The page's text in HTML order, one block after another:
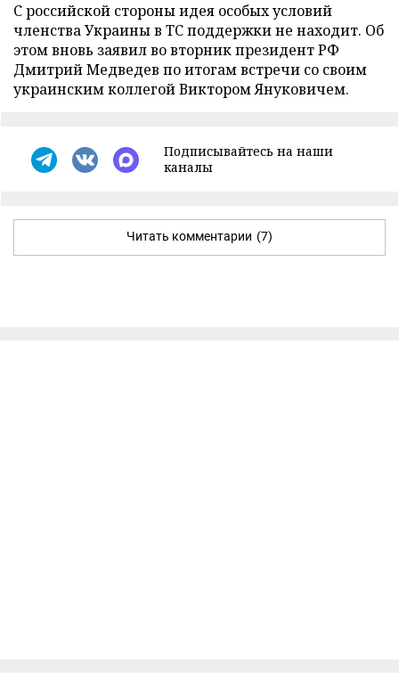
С российской стороны идея особых условий
членства Украины в ТС поддержки не находит. Об
этом вновь заявил во вторник президент РФ
Дмитрий Медведев по итогам встречи со своим
украинским коллегой Виктором Януковичем.
Подписывайтесь на наши
каналы
Читать комментарии (7)